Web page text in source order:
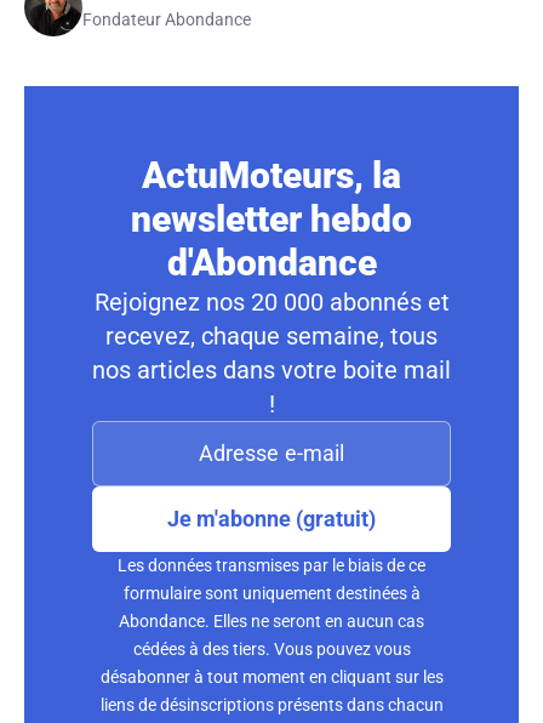
Fondateur Abondance
ActuMoteurs, la
newsletter hebdo
d'Abondance
Rejoignez nos 20 000 abonnés et
recevez, chaque semaine, tous
nos articles dans votre boite mail
!
Je m'abonne (gratuit)
Les données transmises par le biais de ce
formulaire sont uniquement destinées à
Abondance. Elles ne seront en aucun cas
cédées à des tiers. Vous pouvez vous
désabonner à tout moment en cliquant sur les
liens de désinscriptions présents dans chacun